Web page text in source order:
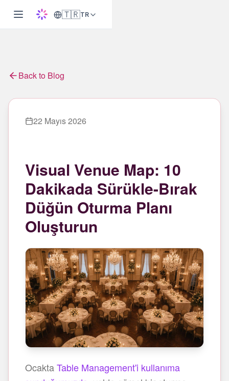
🇹🇷TR
Back to Blog
22 Mayıs 2026
Visual Venue Map: 10
Dakikada Sürükle-Bırak
Düğün Oturma Planı
Oluşturun
OcaktaTable Management'i kullanıma